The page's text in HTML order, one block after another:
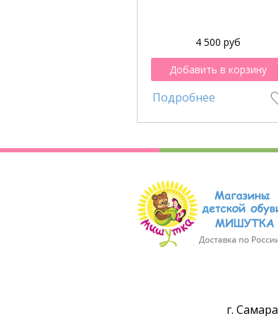
4 500 руб
Добавить в корзину
Подробнее
г. Самара